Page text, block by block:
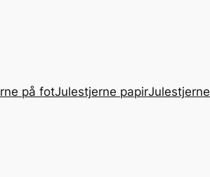
på fotJulestjerne papir